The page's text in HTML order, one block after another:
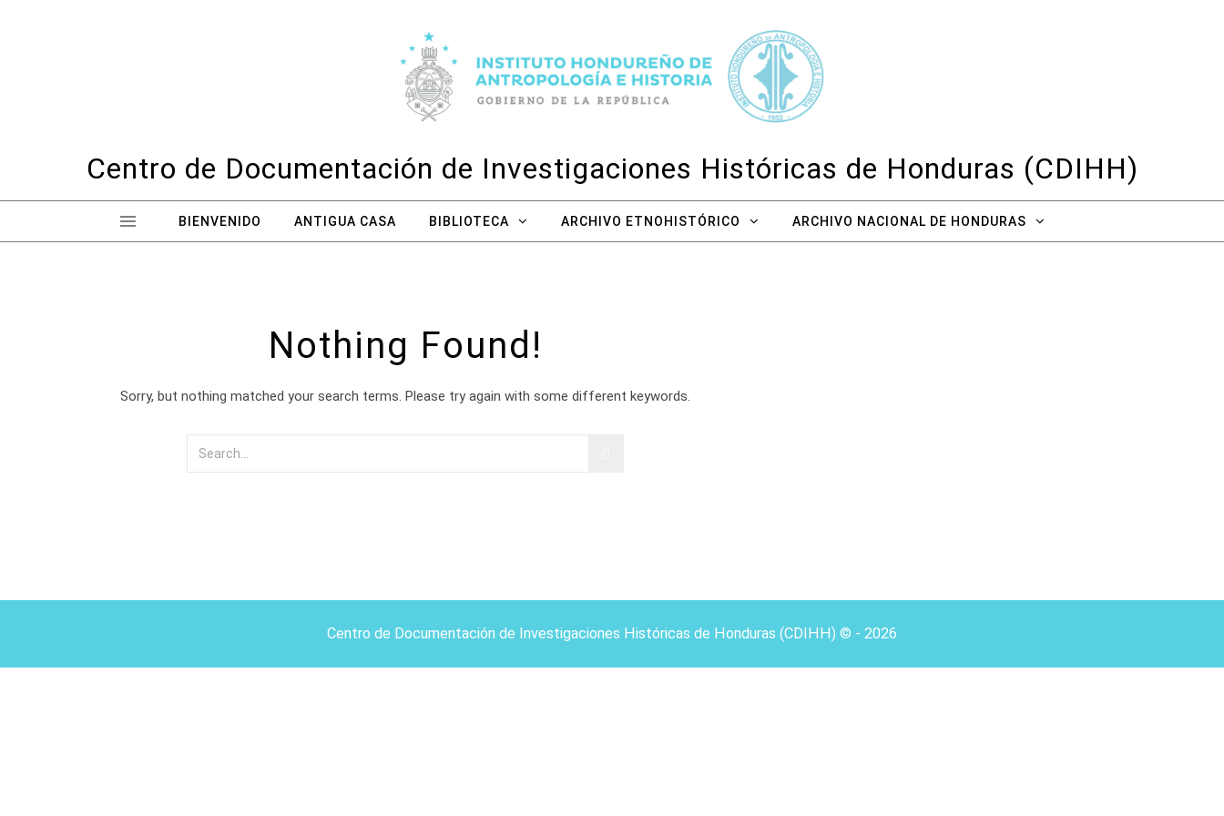
Centro de Documentación de Investigaciones Históricas de Honduras (CDIHH)
BIENVENIDO ANTIGUA CASA BIBLIOTECA ARCHIVO ETNOHISTÓRICO ARCHIVO NACIONAL DE HONDURAS
Nothing Found!
Sorry, but nothing matched your search terms. Please try again with some different keywords.
Centro de Documentación de Investigaciones Históricas de Honduras (CDIHH) © - 2026